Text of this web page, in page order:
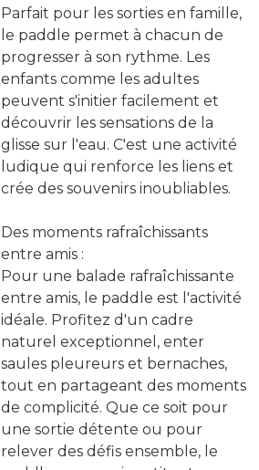
Parfait pour les sorties en famille,
le paddle permet à chacun de
progresser à son rythme. Les
enfants comme les adultes
peuvent s'initier facilement et
découvrir les sensations de la
glisse sur l'eau. C'est une activité
ludique qui renforce les liens et
crée des souvenirs inoubliables.
Des moments rafraîchissants
entre amis :
Pour une balade rafraîchissante
entre amis, le paddle est l'activité
idéale. Profitez d'un cadre
naturel exceptionnel, enter
saules pleureurs et bernaches,
tout en partageant des moments
de complicité. Que ce soit pour
une sortie détente ou pour
relever des défis ensemble, le